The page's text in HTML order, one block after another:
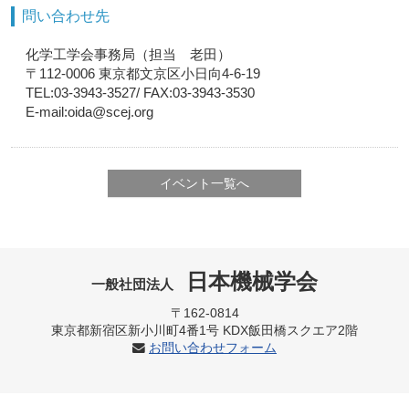
問い合わせ先
化学工学会事務局（担当 老田）
〒112-0006 東京都文京区小日向4-6-19
TEL:03-3943-3527/ FAX:03-3943-3530
E-mail:oida@scej.org
イベント一覧へ
一般社団法人 日本機械学会
〒162-0814
東京都新宿区新小川町4番1号 KDX飯田橋スクエア2階
お問い合わせフォーム